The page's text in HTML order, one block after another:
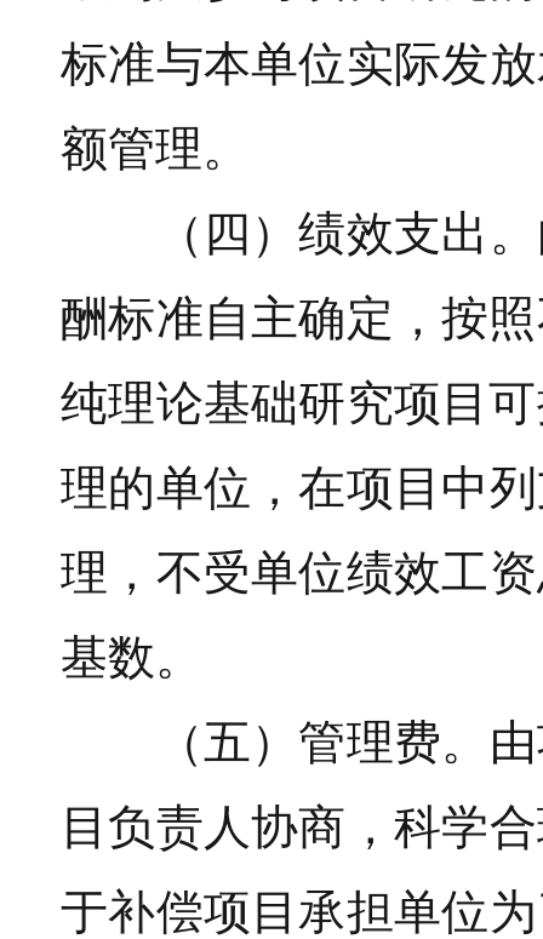
标准与本单位实际发
额管理。
（四）绩效支出。
酬标准自主确定，按
纯理论基础研究项目
理的单位，在项目中
理，不受单位绩效工
基数。
（五）管理费。由
目负责人协商，科学
于补偿项目承担单位